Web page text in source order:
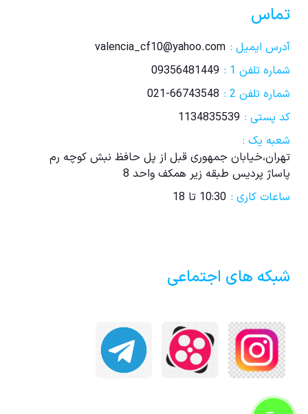
تماس
آدرس ایمیل : valencia_cf10@yahoo.com
شماره تلفن 1 :
09356481449
شماره تلفن 2 :
021-66743548
کد پستی : 1134835539
شعبه یک :
تهران،خیابان جمهوری قبل از پل حافظ نبش کوچه رم
پاساژ پردیس طبقه زیر همکف واحد 8
ساعات کاری : 10:30 تا 18
شبکه های اجتماعی